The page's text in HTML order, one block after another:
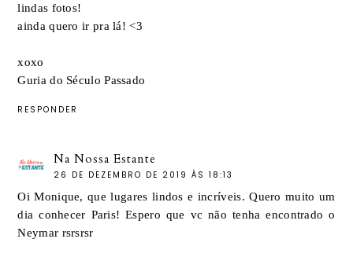
lindas fotos!
ainda quero ir pra lá! <3
xoxo
Guria do Século Passado
RESPONDER
Na Nossa Estante
26 DE DEZEMBRO DE 2019 ÀS 18:13
Oi Monique, que lugares lindos e incríveis. Quero muito um
dia conhecer Paris! Espero que vc não tenha encontrado o
Neymar rsrsrsr